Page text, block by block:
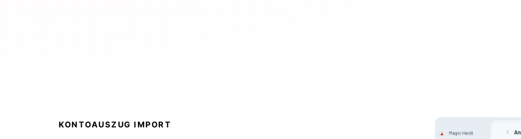
KONTOAUSZUG IMPORT